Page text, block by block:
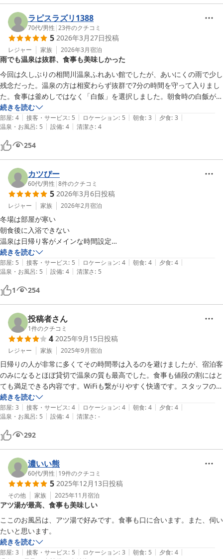
ラピスラズリ1388
70代/男性 |23件のクチコミ
5 2026年3月27日投稿
レジャー 家族 2026年3月宿泊
雨でも温泉は抜群、食事も美味しかった
今回は久しぶりの相間川温泉ふれあい館でしたが、あいにくの雨で少し
残念だった。温泉の方は相変わらず抜群で7分の時間を守って入りまし
た。食事は釜めしではなく「白飯」を選択しました。朝食時の白飯がと
ても美味しかったので以前から夕食で食べたいと思っていました。良い
一日が過ごせました。
続きを読む
部屋: 4 | 接客・サービス: 5 | ロケーション: 5 | 朝食: 3 | 夕食: 3 |
温泉・お風呂: 5 | 設備: 4 | 清潔さ: 4
254
カツぴー
60代/男性 |8件のクチコミ
5 2026年3月6日投稿
レジャー 家族 2026年2月宿泊
冬場は部屋が寒い
朝食後に入浴できない
温泉は日帰り客がメインな時間設定
続きを読む
部屋: 5 | 接客・サービス: 5 | ロケーション: 4 | 朝食: 4 | 夕食: 4 |
温泉・お風呂: 5 | 設備: 4 | 清潔さ: 5
1 254
投稿者さん
1件のクチコミ
4 2025年9月15日投稿
レジャー 家族 2025年9月宿泊
日帰りの人が非常に多くてその時間帯は入るのを避けましたが、宿泊客
のみになるとほぼ貸切で温泉の質も最高でした。食事も値段の割にはと
ても満足できる内容です。WiFiも繋がりやすく快適です。スタッフの方
も対応がとても丁寧で、また行きたいと思いました。近くに道の駅とコ
ンビニがあり便利です。
続きを読む
部屋: 3 | 接客・サービス: 4 | ロケーション: 4 | 朝食: 4 | 夕食: 4 |
温泉・お風呂: 5 | 設備: 4 | 清潔さ: -
292
濃いい熊
60代/男性 | 19件のクチコミ
5 2025年12月13日投稿
その他 家族 2025年11月宿泊
アツ湯が最高、食事も美味しい
ここのお風呂は、アツ湯で好みです。食事も口に合います。また、伺い
たいと思います。
続きを読む
部屋: 3 | 接客・サービス: 5 | ロケーション: 3 | 朝食: 5 | 夕食: 4 |